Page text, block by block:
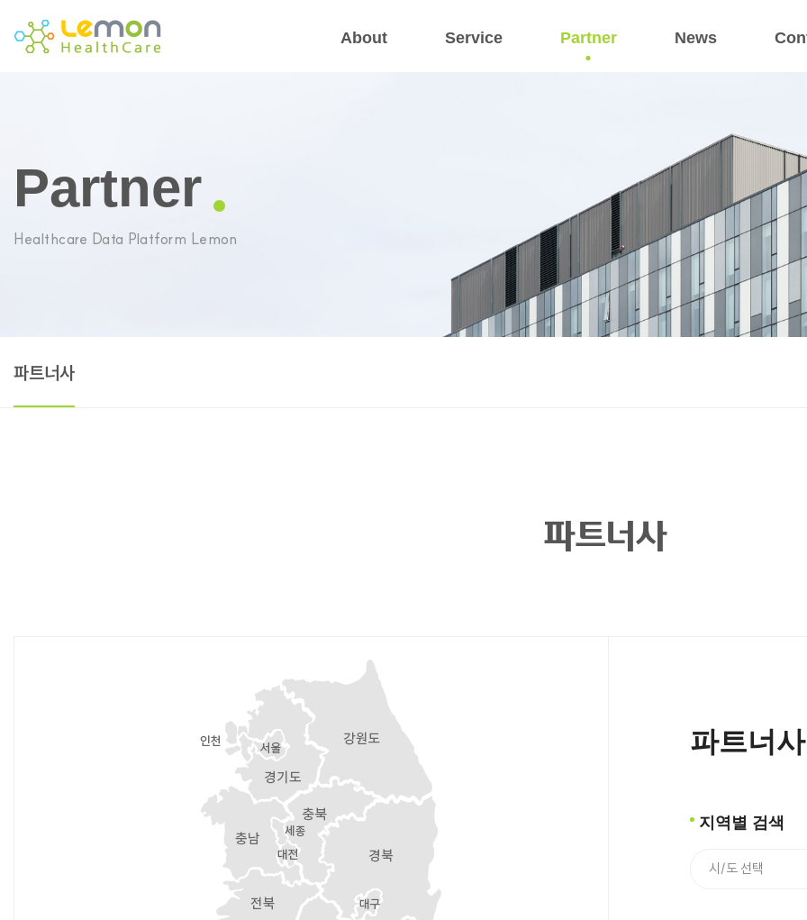
About Service Partner News
Partner
Healthcare Data Platform Lemon
파트너사
파트너사
파트너
지역별 검색